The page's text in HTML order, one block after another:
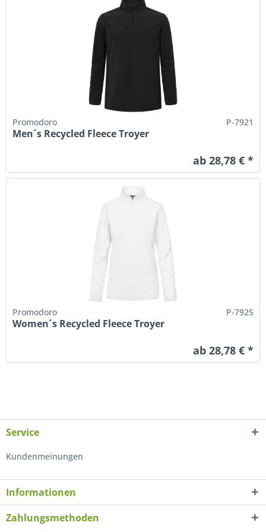
Promodoro P-7921
Men´s Recycled Fleece Troyer
ab 28,78 € *
Promodoro P-7925
Women´s Recycled Fleece Troyer
ab 28,78 € *
Service
Kundenmeinungen
Informationen
Zahlungsmethoden